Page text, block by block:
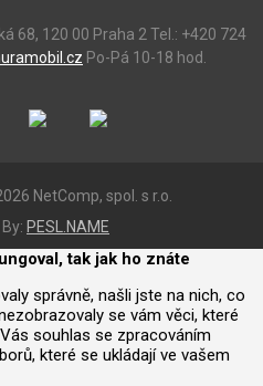
68, 120 00 Praha 2 Tel.: +420 724
Po-Pá 10-18 hod.
NetComp, spol. s r.o.
PESL.NAME
tak jak ho znáte
správně, našli jste na nich, co
se vám věci, které
souhlas se zpracováním
které se ukládají ve vašem